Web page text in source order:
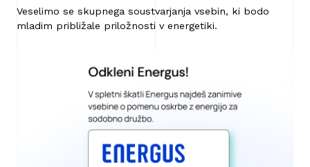
Veselimo se skupnega soustvarjanja vsebin, ki bodo
mladim približale priložnosti v energetiki.